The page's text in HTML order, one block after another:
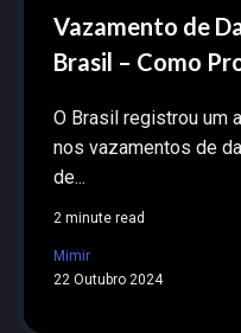
Vazamento de
Brasil – Como
O Brasil registrou um
nos vazamentos de
de...
2 minute read
Mimir
22 Outubro 2024